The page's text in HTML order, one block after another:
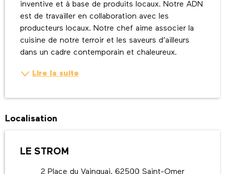
inventive et à base de produits locaux. Notre ADN
est de travailler en collaboration avec les
producteurs locaux. Notre chef aime associer la
cuisine de notre terroir et les saveurs d’ailleurs
dans un cadre contemporain et chaleureux.
Lire la suite
Localisation
LE STROM
2 Place du Vainquai, 62500 Saint-Omer